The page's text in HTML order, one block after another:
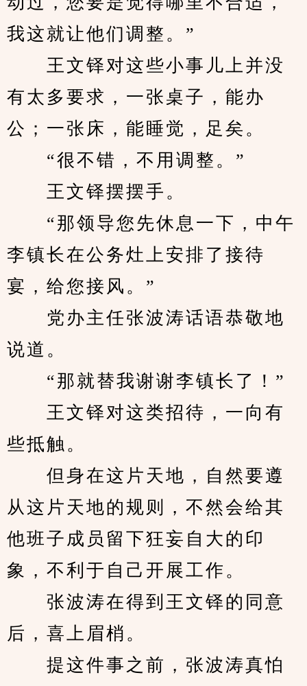
我这就让他们调整。”
王文铎对这些小事儿上并没
有太多要求，一张桌子，能办
公；一张床，能睡觉，足矣。
“很不错，不用调整。”
王文铎摆摆手。
“那领导您先休息一下，中午
李镇长在公务灶上安排了接待
宴，给您接风。”
党办主任张波涛话语恭敬地
说道。
“那就替我谢谢李镇长了！”
王文铎对这类招待，一向有
些抵触。
但身在这片天地，自然要遵
从这片天地的规则，不然会给其
他班子成员留下狂妄自大的印
象，不利于自己开展工作。
张波涛在得到王文铎的同意
后，喜上眉梢。
提这件事之前，张波涛真怕